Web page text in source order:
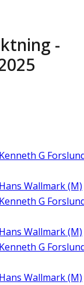
-
Kenneth G
Hans Wallmark (M)
Kenneth G
Hans Wallmark (M)
Kenneth G
Hans Wallmark (M)